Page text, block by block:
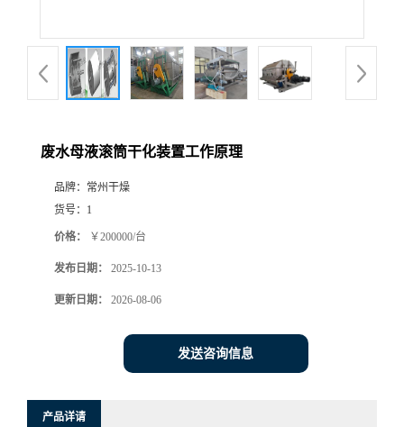
废水母液滚筒干化装置工作原理
品牌： 常州干燥
货号： 1
价格： ￥200000/台
发布日期： 2025-10-13
更新日期： 2026-08-06
发送咨询信息
产品详请